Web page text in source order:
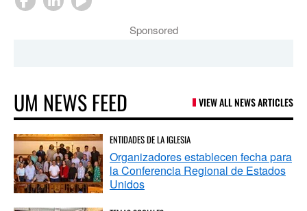
Sponsored
UM NEWS FEED VIEW ALL NEWS ARTICLES
ENTIDADES DE LA IGLESIA
Organizadores establecen fecha para
la Conferencia Regional de Estados
Unidos